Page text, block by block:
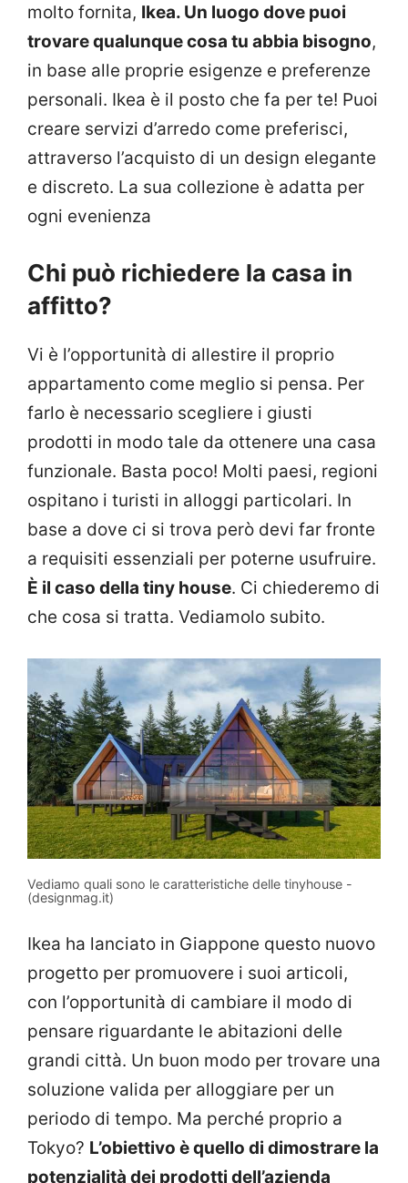
molto fornita, Ikea. Un luogo dove puoi
trovare qualunque cosa tu abbia bisogno,
in base alle proprie esigenze e preferenze
personali. Ikea è il posto che fa per te! Puoi
creare servizi d’arredo come preferisci,
attraverso l’acquisto di un design elegante
e discreto. La sua collezione è adatta per
ogni evenienza
Chi può richiedere la casa in
affitto?
Vi è l’opportunità di allestire il proprio
appartamento come meglio si pensa. Per
farlo è necessario scegliere i giusti
prodotti in modo tale da ottenere una casa
funzionale. Basta poco! Molti paesi, regioni
ospitano i turisti in alloggi particolari. In
base a dove ci si trova però devi far fronte
a requisiti essenziali per poterne usufruire.
È il caso della tiny house. Ci chiederemo di
che cosa si tratta. Vediamolo subito.
Vediamo quali sono le caratteristiche delle tinyhouse -
(designmag.it)
Ikea ha lanciato in Giappone questo nuovo
progetto per promuovere i suoi articoli,
con l’opportunità di cambiare il modo di
pensare riguardante le abitazioni delle
grandi città. Un buon modo per trovare una
soluzione valida per alloggiare per un
periodo di tempo. Ma perché proprio a
Tokyo? L’obiettivo è quello di dimostrare la
potenzialità dei prodotti dell’azienda